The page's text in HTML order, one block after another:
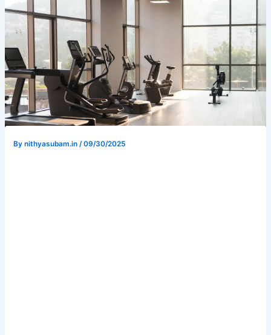
Bynithyasubam.in /09/30/2025